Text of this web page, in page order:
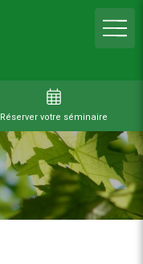
Réserver votre séminaire